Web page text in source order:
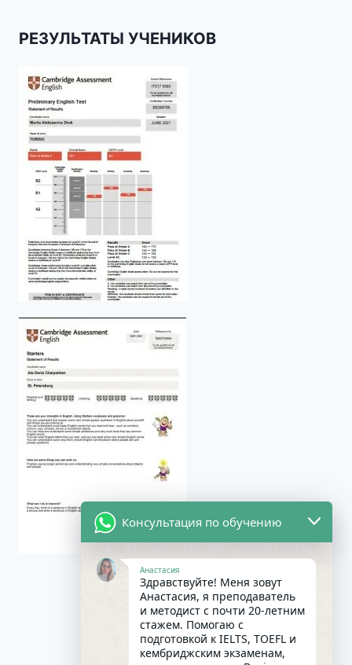
РЕЗУЛЬТАТЫ УЧЕНИКОВ
Консультация по обучению
Анастасия
Здравствуйте! Меня зовут
Анастасия, я преподаватель
и методист с почти 20-летним
стажем. Помогаю с
подготовкой к IELTS, TOEFL и
кембриджским экзаменам,